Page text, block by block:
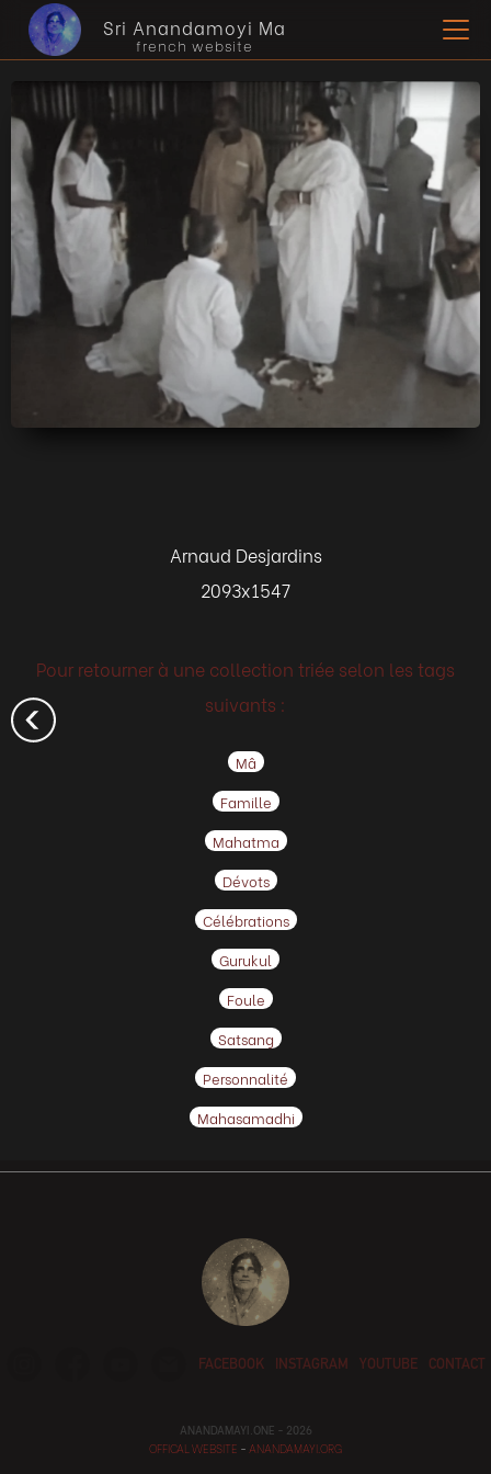
Sri Anandamoyi Ma
french website
Arnaud Desjardins
2093x1547
Pour retourner à une collection triée selon les tags
suivants :
Mâ
Famille
Mahatma
Dévots
Célébrations
Gurukul
Foule
Satsang
Personnalité
Mahasamadhi
FACEBOOK INSTAGRAM YOUTUBE CONTACT
ANANDAMAYI.ONE - 2026
OFFICAL WEBSITE - ANANDAMAYI.ORG